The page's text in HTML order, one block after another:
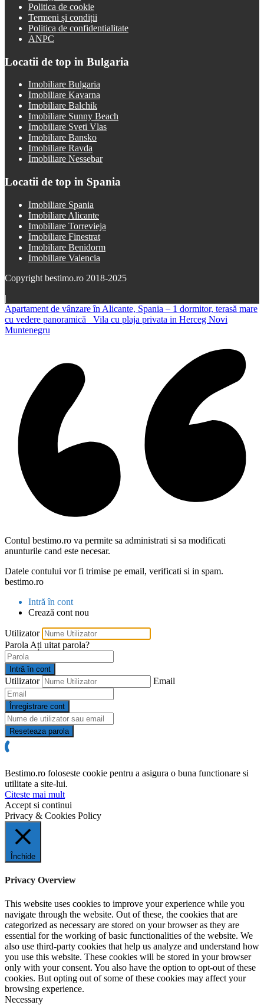
Politica de cookie
Termeni și condiții
Politica de confidentialitate
ANPC
Locatii de top in Bulgaria
Imobiliare Bulgaria
Imobiliare Kavarna
Imobiliare Balchik
Imobiliare Sunny Beach
Imobiliare Sveti Vlas
Imobiliare Bansko
Imobiliare Ravda
Imobiliare Nessebar
Locatii de top in Spania
Imobiliare Spania
Imobiliare Alicante
Imobiliare Torrevieja
Imobiliare Finestrat
Imobiliare Benidorm
Imobiliare Valencia
Copyright bestimo.ro 2018-2025
|
Apartament de vânzare în Alicante, Spania – 1 dormitor, terasă mare
cu vedere panoramică
Vila cu plaja privata in Herceg Novi
Muntenegru
Contul bestimo.ro va permite sa administrati si sa modificati
anunturile cand este necesar.
Datele contului vor fi trimise pe email, verificati si in spam.
bestimo.ro
Intră în cont
Crează cont nou
Utilizator
Parola Ați uitat parola?
Intră în cont
Utilizator Email
Înregistrare cont
Reseteaza parola
Bestimo.ro foloseste cookie pentru a asigura o buna functionare si
utilitate a site-lui.
Citeste mai mult
Accept si continui
Privacy & Cookies Policy
Închide
Privacy Overview
This website uses cookies to improve your experience while you
navigate through the website. Out of these, the cookies that are
categorized as necessary are stored on your browser as they are
essential for the working of basic functionalities of the website. We
also use third-party cookies that help us analyze and understand how
you use this website. These cookies will be stored in your browser
only with your consent. You also have the option to opt-out of these
cookies. But opting out of some of these cookies may affect your
browsing experience.
Necessary